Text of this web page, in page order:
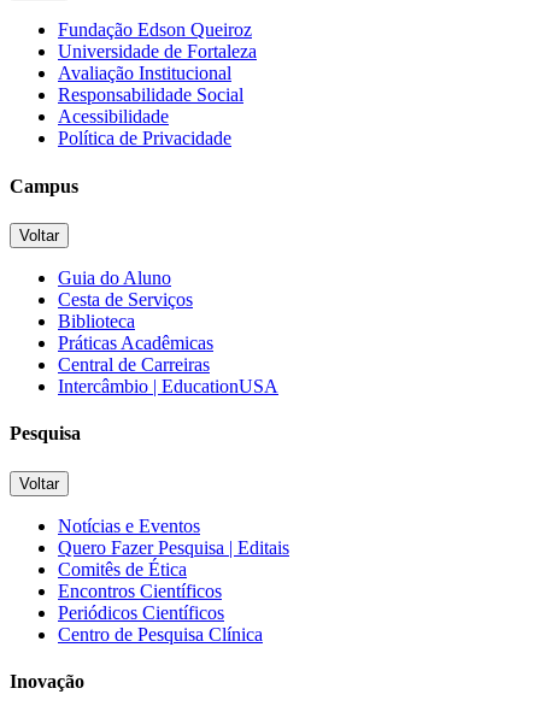
Fundação Edson Queiroz
Universidade de Fortaleza
Avaliação Institucional
Responsabilidade Social
Acessibilidade
Política de Privacidade
Campus
Voltar
Guia do Aluno
Cesta de Serviços
Biblioteca
Práticas Acadêmicas
Central de Carreiras
Intercâmbio | EducationUSA
Pesquisa
Voltar
Notícias e Eventos
Quero Fazer Pesquisa | Editais
Comitês de Ética
Encontros Científicos
Periódicos Científicos
Centro de Pesquisa Clínica
Inovação